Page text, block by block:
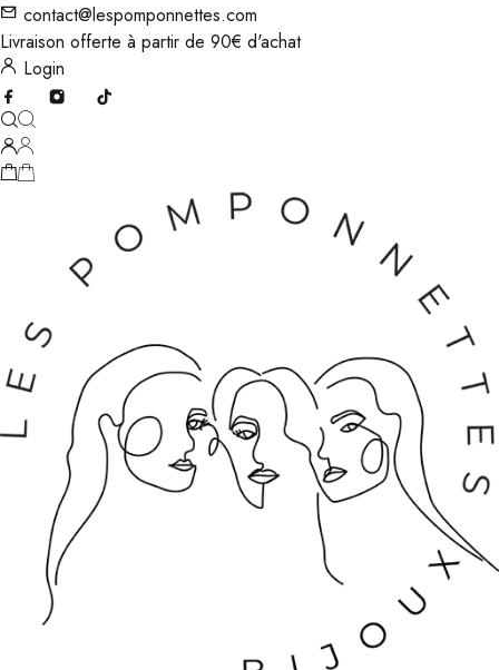
contact@lespomponnettes.com
Livraison offerte à partir de 90€ d'achat
Login